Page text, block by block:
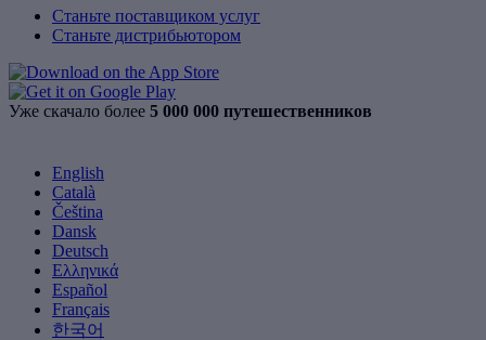
Станьте поставщиком услуг
Станьте дистрибьютором
Уже скачало более 5 000 000 путешественников
English
Català
Čeština
Dansk
Deutsch
Ελληνικά
Español
Français
한국어